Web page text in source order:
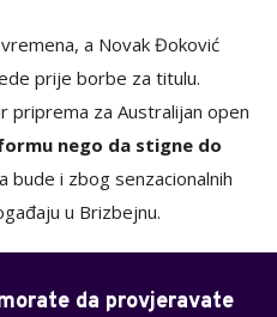
a Novak Đoković
prije borbe za titulu.
priprema za Australijan open
nego da stigne do
bude i zbog senzacionalnih
u Brizbejnu.
da provjeravate